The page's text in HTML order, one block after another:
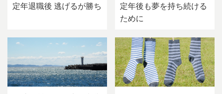
定年退職後 逃げるが勝ち
定年後も夢を持ち続ける
ために